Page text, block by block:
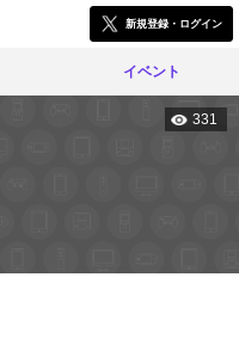
新規登録・ログイン
イベント
331